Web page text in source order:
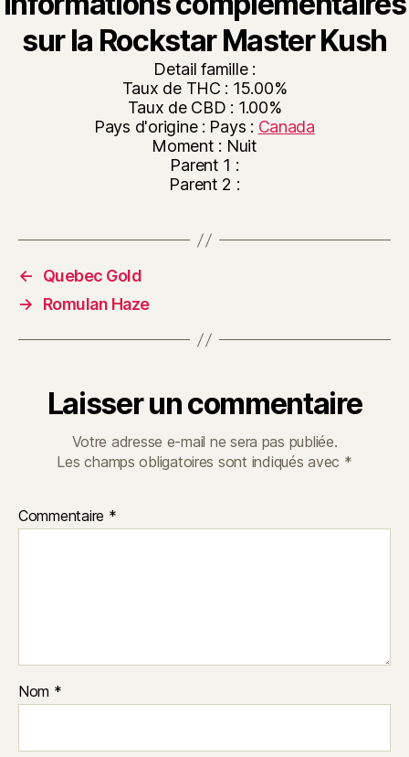
sur la Rockstar Master Kush
Detail famille :
Taux de THC : 15.00%
Taux de CBD : 1.00%
Pays d'origine : Pays : Canada
Moment : Nuit
Parent 1 :
Parent 2 :
←
Quebec Gold
→
Romulan Haze
Laisser un commentaire
Votre adresse e-mail ne sera pas publiée.
Les champs obligatoires sont indiqués avec *
Commentaire *
Nom *